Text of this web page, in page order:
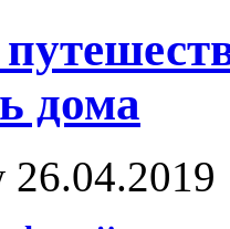
дома
26.04.2019